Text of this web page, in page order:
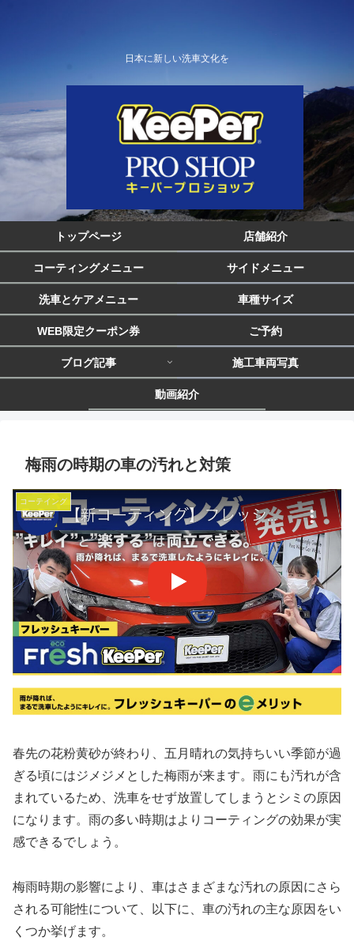
日本に新しい洗車文化を
トップページ 店舗紹介
コーティングメニュー サイドメニュー
洗車とケアメニュー 車種サイズ
WEB限定クーポン券 ご予約
ブログ記事 施工車両写真
動画紹介
梅雨の時期の車の汚れと対策
コーテイング
春先の花粉黄砂が終わり、五月晴れの気持ちいい季節が過
ぎる頃にはジメジメとした梅雨が来ます。雨にも汚れが含
まれているため、洗車をせず放置してしまうとシミの原因
になります。雨の多い時期はよりコーティングの効果が実
感できるでしょう。
梅雨時期の影響により、車はさまざまな汚れの原因にさら
される可能性について、以下に、車の汚れの主な原因をい
くつか挙げます。